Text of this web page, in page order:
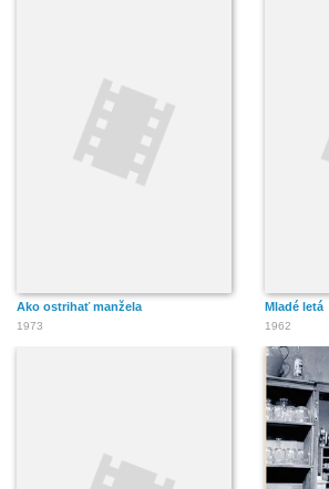
Ako ostrihať manžela
1973
Mladé letá
1962